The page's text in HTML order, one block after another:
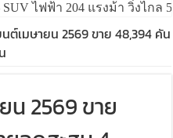
SUV ไฟฟ้า 204 แรงม้า วิ่งไกล
ต์เมษายน 2569 ขาย 48,394 คัน
2569 ขาย